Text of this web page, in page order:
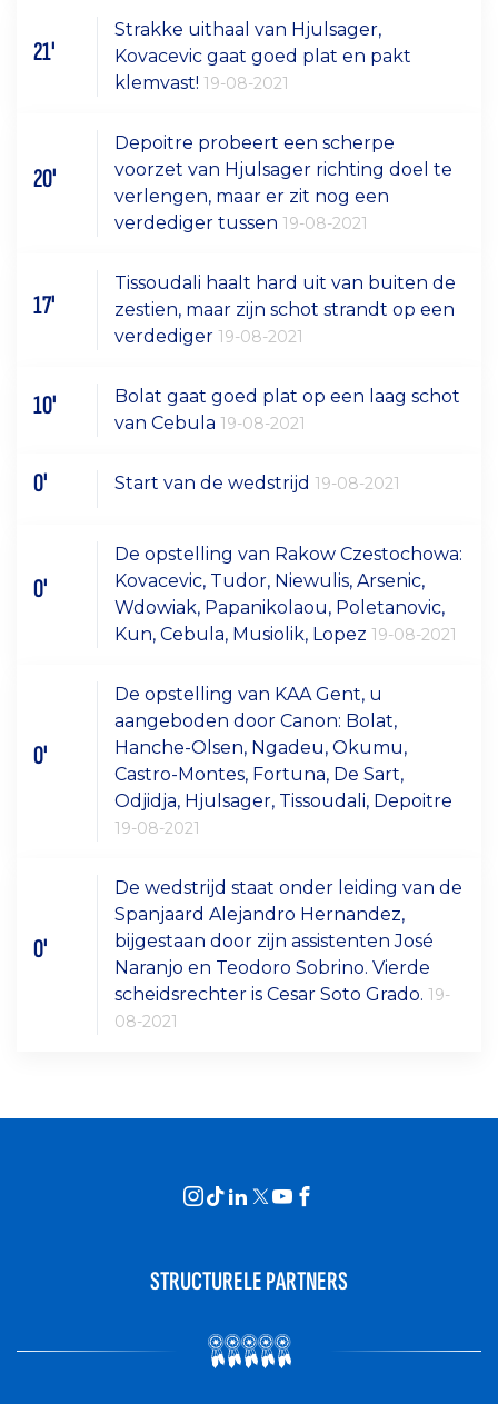
21'
Strakke uithaal van Hjulsager,
Kovacevic gaat goed plat en pakt
klemvast! 19-08-2021
20'
Depoitre probeert een scherpe
voorzet van Hjulsager richting doel te
verlengen, maar er zit nog een
verdediger tussen 19-08-2021
17'
Tissoudali haalt hard uit van buiten de
zestien, maar zijn schot strandt op een
verdediger 19-08-2021
10'
Bolat gaat goed plat op een laag schot
van Cebula 19-08-2021
0' Start van de wedstrijd 19-08-2021
0'
De opstelling van Rakow Czestochowa:
Kovacevic, Tudor, Niewulis, Arsenic,
Wdowiak, Papanikolaou, Poletanovic,
Kun, Cebula, Musiolik, Lopez 19-08-2021
0'
De opstelling van KAA Gent, u
aangeboden door Canon: Bolat,
Hanche-Olsen, Ngadeu, Okumu,
Castro-Montes, Fortuna, De Sart,
Odjidja, Hjulsager, Tissoudali, Depoitre
19-08-2021
0'
De wedstrijd staat onder leiding van de
Spanjaard Alejandro Hernandez,
bijgestaan door zijn assistenten José
Naranjo en Teodoro Sobrino. Vierde
scheidsrechter is Cesar Soto Grado. 19-
08-2021
STRUCTURELE PARTNERS